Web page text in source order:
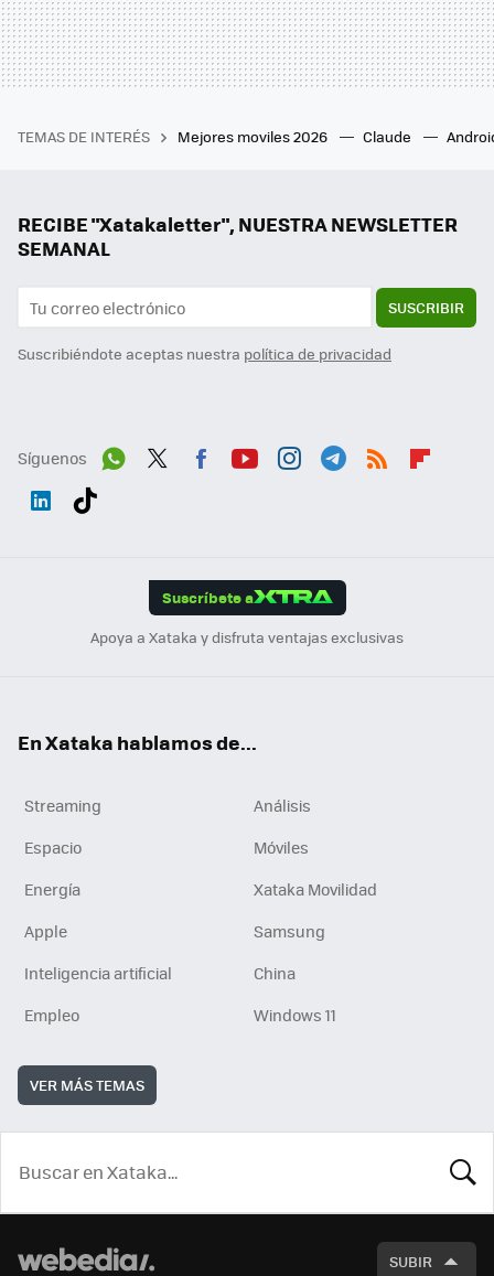
TEMAS DE INTERÉS Mejores moviles 2026 Claude
RECIBE "Xatakaletter", NUESTRA NEWSLETTER
SEMANAL
SUSCRIBIR
Suscribiéndote aceptas nuestra política de privacidad
Síguenos
Suscríbete a
Apoya a Xataka y disfruta ventajas exclusivas
En Xataka hablamos de...
Streaming
Análisis
Espacio
Móviles
Energía
Xataka Movilidad
Apple
Samsung
Inteligencia artificial
China
Empleo
Windows 11
VER MÁS TEMAS
SUBIR